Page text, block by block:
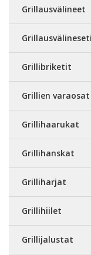
Grillausvälineet
Grillibriketit
Grillien varaosat
Grillihaarukat
Grillihanskat
Grilliharjat
Grillihiilet
Grillijalustat